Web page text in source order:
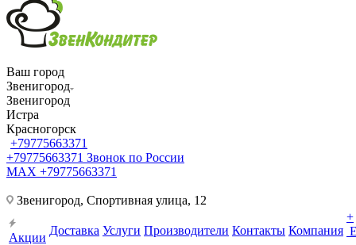
Ваш город
Звенигород
Звенигород
Истра
Красногорск
+79775663371
+79775663371 Звонок по России
MAX +79775663371
Звенигород, Спортивная улица, 12
Акции
Доставка Услуги Производители Контакты Компания
+